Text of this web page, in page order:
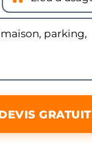
GRATUIT